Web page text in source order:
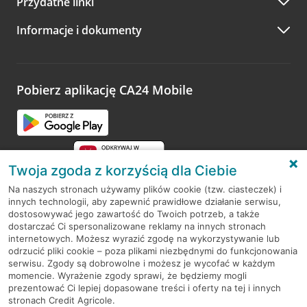
A po wizycie…
Zachęcamy do podzielenia się z nami opinią o wizycie.
opinie.
Informacje i dokumenty
Pobierz aplikację CA24 Mobile
RODO
Regulamin serwisu
Mapa serwisu
PolitykaCookies
Twoja zgoda z korzyścią dla Ciebie
Na naszych stronach używamy plików cookie (tzw. ciasteczek) i
innych technologii, aby zapewnić prawidłowe działanie serwisu,
dostosowywać jego zawartość do Twoich potrzeb, a także
dostarczać Ci spersonalizowane reklamy na innych stronach
internetowych. Możesz wyrazić zgodę na wykorzystywanie lub
odrzucić pliki cookie – poza plikami niezbędnymi do funkcjonowania
serwisu. Zgody są dobrowolne i możesz je wycofać w każdym
momencie. Wyrażenie zgody sprawi, że będziemy mogli
prezentować Ci lepiej dopasowane treści i oferty na tej i innych
stronach Credit Agricole.